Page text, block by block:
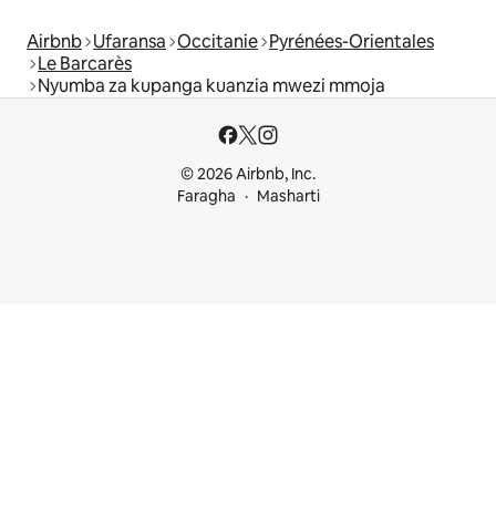
Airbnb Ufaransa Occitanie Pyrénées-Orientales
Le Barcarès
Nyumba za kupanga kuanzia mwezi mmoja
© 2026 Airbnb, Inc.
Faragha
Masharti